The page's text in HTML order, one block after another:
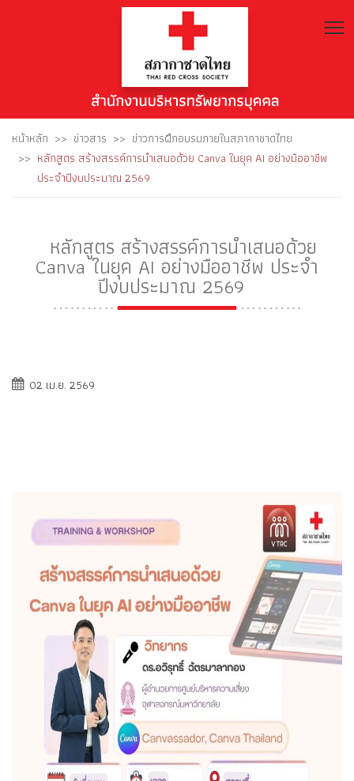
หน้าหลัก ข่าวสาร
ข่าวการฝึกอบรมภายในสภากาชาดไทย
หลักสูตร สร้างสรรค์การนำเสนอด้วย Canva ในยุค AI อย่างมืออาชีพ
ประจำปีงบประมาณ 2569
หลักสูตร สร้างสรรค์การนำเสนอด้วย
Canva ในยุค AI อย่างมืออาชีพ ประจำ
ปีงบประมาณ 2569
02 เม.ย. 2569